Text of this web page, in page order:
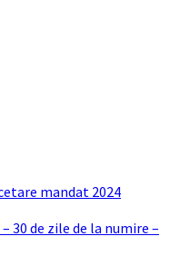
mandat 2024
30 de zile de la numire –